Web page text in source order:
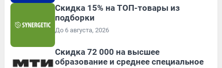
Скидка 15% на ТОП-товары из
подборки
До 6 августа, 2026
Скидка 72 000 на высшее
образование и среднее специальное